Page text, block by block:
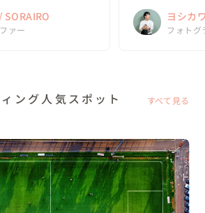
SORAIRO
ァー
ヨシカ
フォトグ
ング人気スポット すべて見る